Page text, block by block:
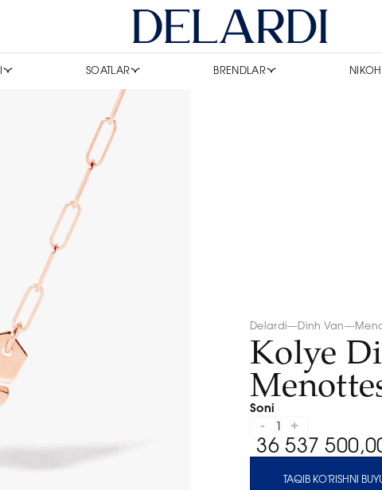
SOATLAR BRENDLAR NIKOH
Delardi—Dinh Van—
Kolye
Soni
- +
36 537
TAQIB KO'RISHNI